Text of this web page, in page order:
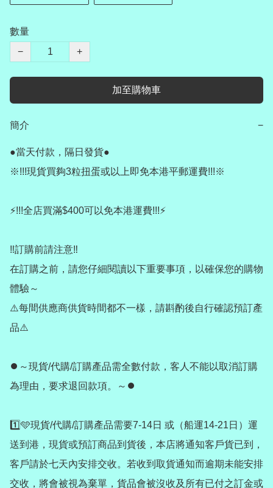
數量
−
+
加至購物車
簡介 −
●當天付款，隔日發貨●
※!!!現貨買夠3粒扭蛋或以上即免本港平郵運費!!!※
⚡️!!!全店買滿$400可以免本港運費!!!⚡️
‼️訂購前請注意‼️
在訂購之前，請您仔細閱讀以下重要事項，以確保您的購物
體驗～
⚠️每間供應商供貨時間都不一樣，請斟酌後自行確認預訂產
品⚠️
⏺️～現貨/代購/訂購產品需全數付款，客人不能以取消訂購
為理由，要求退回款項。～⏺️
1️⃣🩵現貨/代購/訂購產品需要7-14日 或（船運14-21日）運
送到港，現貨或預訂商品到貨後，本店將通知客戶貨已到，
客戶請於七天內安排交收。若收到取貨通知而逾期未能安排
交收，將會被視為棄單，貨品會被沒收及所有已付之訂金或